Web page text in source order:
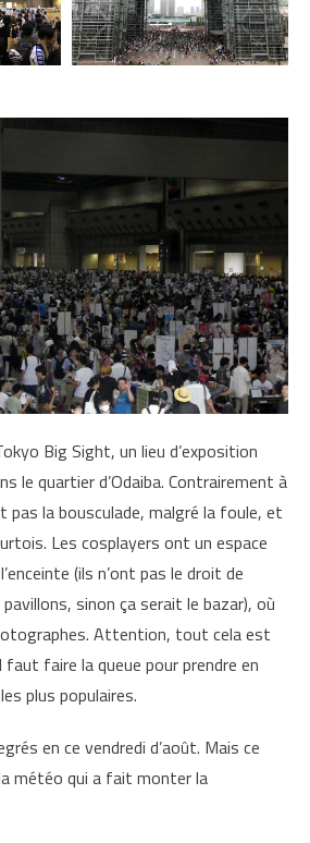
Big Sight, un lieu d’exposition
le quartier d’Odaiba. Contrairement à
pas la bousculade, malgré la foule, et
Les cosplayers ont un espace
(ils n’ont pas le droit de
sinon ça serait le bazar), où
Attention, tout cela est
faut faire la queue pour prendre en
plus populaires.
en ce vendredi d’août. Mais ce
météo qui a fait monter la